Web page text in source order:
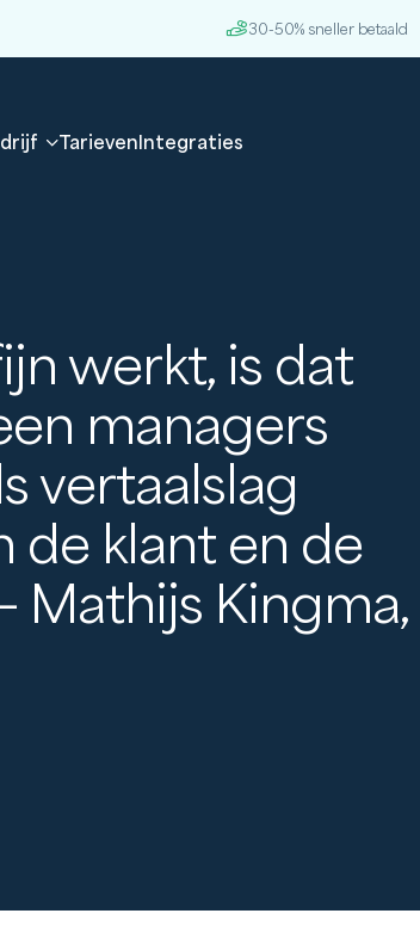
30-50% sneller betaald
Tarieven Integraties
werkt, is dat
managers
vertaalslag
de klant en de
Mathijs Kingma,